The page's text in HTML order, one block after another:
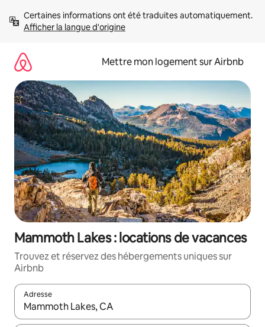
directement
Afficher la langue d'origine
Mettre mon logement sur Airbnb
Mammoth Lakes : locations de vacances
Trouvez et réservez des hébergements uniques sur
Airbnb
Adresse
Lorsque les résultats s'affichent, utilisez les flèches vers le